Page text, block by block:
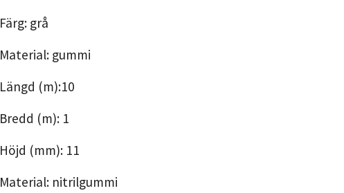
Färg: grå
Material: gummi
Längd (m):10
Bredd (m): 1
Höjd (mm): 11
Material: nitrilgummi